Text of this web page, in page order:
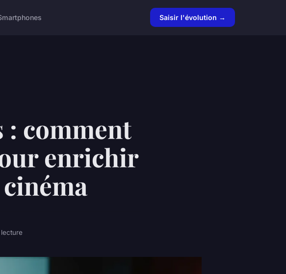
Saisir l'évolution →
: comment
enrichir